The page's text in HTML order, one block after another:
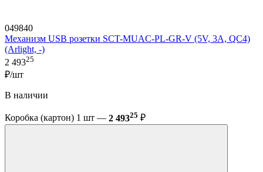
049840
Механизм USB розетки SCT-MUAC-PL-GR-V (5V, 3A, QC4)
(Arlight, -)
2 49325
₽/шт
В наличии
Коробка (картон) 1 шт — 2 49325 ₽